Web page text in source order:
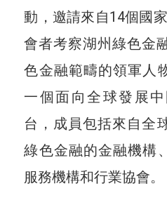
動，邀請來自14個國
會者考察湖州綠色金
色金融範疇的領軍人
一個面向全球發展
台，成員包括來自全
綠色金融的金融機構
服務機構和行業協會。